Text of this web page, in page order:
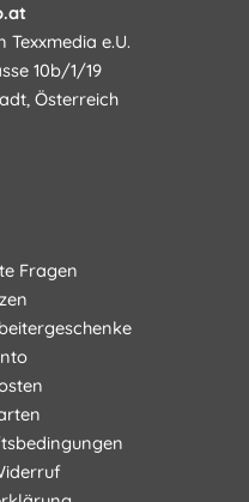
Texxmedia e.U.
10b/1/19
Österreich
Fragen